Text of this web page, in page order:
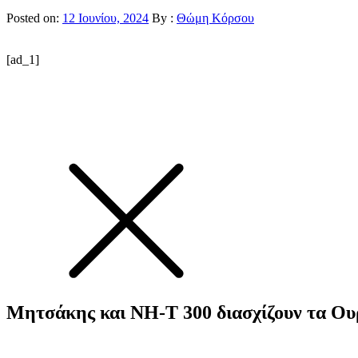
Posted on: 12 Ιουνίου, 2024 By : Θώμη Κόρσου
[ad_1]
Μητσάκης και NH-T 300 διασχίζουν τα